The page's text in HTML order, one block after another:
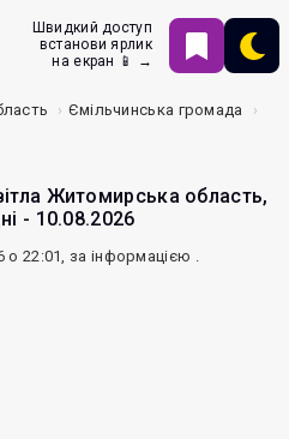
Швидкий доступ
встанови ярлик
на екран 📱 →
Ємільчинська громада
Житомирська область,
- 10.08.2026
о 22:01, за інформацією .